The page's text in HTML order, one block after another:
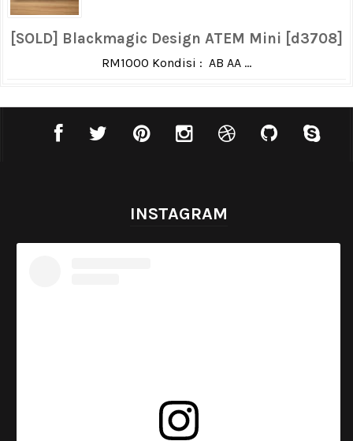
[SOLD] Blackmagic Design ATEM Mini [d3708]
RM1000 Kondisi : AB AA ...
INSTAGRAM